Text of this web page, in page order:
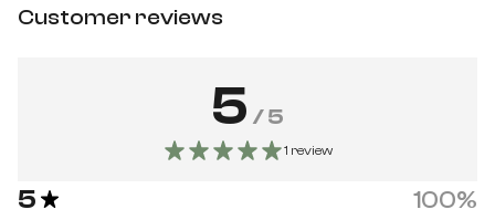
Customer reviews
5 / 5
1 review
5 100%